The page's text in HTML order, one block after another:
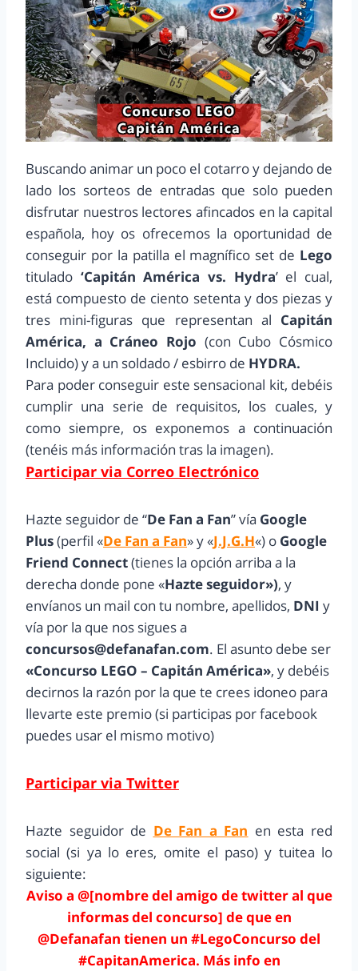
Buscando animar un poco el cotarro y dejando de
lado los sorteos de entradas que solo pueden
disfrutar nuestros lectores afincados en la capital
española, hoy os ofrecemos la oportunidad de
conseguir por la patilla el magnífico set de Lego
titulado ‘Capitán América vs. Hydra’ el cual,
está compuesto de ciento setenta y dos piezas y
tres mini-figuras que representan al Capitán
América, a Cráneo Rojo (con Cubo Cósmico
Incluido) y a un soldado / esbirro de HYDRA.
Para poder conseguir este sensacional kit, debéis
cumplir una serie de requisitos, los cuales, y
como siempre, os exponemos a continuación
(tenéis más información tras la imagen).
Participar via Correo Electrónico
Hazte seguidor de “De Fan a Fan” vía Google
Plus(perfil «De Fan a Fan» y «J.J.G.H«) o Google
Friend Connect(tienes la opción arriba a la
derecha donde pone «Hazte seguidor»), y
envíanos un mail con tu nombre, apellidos, DNI y
vía por la que nos sigues a
concursos@defanafan.com. El asunto debe ser
«Concurso LEGO – Capitán América», y debéis
decirnos la razón por la que te crees idoneo para
llevarte este premio (si participas por facebook
puedes usar el mismo motivo)
Participar via Twitter
Hazte seguidor de De Fan a Fan en esta red
social (si ya lo eres, omite el paso) y tuitea lo
siguiente:
Aviso a @[nombre del amigo de twitter al que
informas del concurso] de que en
@Defanafan tienen un #LegoConcurso del
#CapitanAmerica. Más info en